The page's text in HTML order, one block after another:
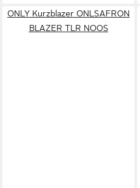
ONLY Kurzblazer ONLSAFRON
BLAZER TLR NOOS